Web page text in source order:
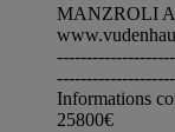
MANZROLI
Informations
25800€